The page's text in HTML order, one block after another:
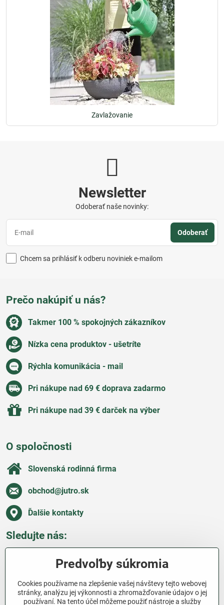
Zavlažovanie
Newsletter
Odoberať naše novinky:
Odoberať
Chcem sa prihlásiť k odberu noviniek e-mailom
Prečo nakúpiť u nás?
Takmer 100 % spokojných zákazníkov
Nízka cena produktov - ušetríte
Rýchla komunikácia - mail
Pri nákupe nad 69 € doprava zadarmo
Pri nákupe nad 39 € darček na výber
O spoločnosti
Slovenská rodinná firma
obchod​@jutro​.sk
Ďalšie kontakty
Sledujte nás:
Všetko o nákupe
Predvoľby súkromia
Cookies používame na zlepšenie vašej návštevy tejto webovej
stránky, analýzu jej výkonnosti a zhromažďovanie údajov o jej
používaní. Na tento účel môžeme použiť nástroje a služby